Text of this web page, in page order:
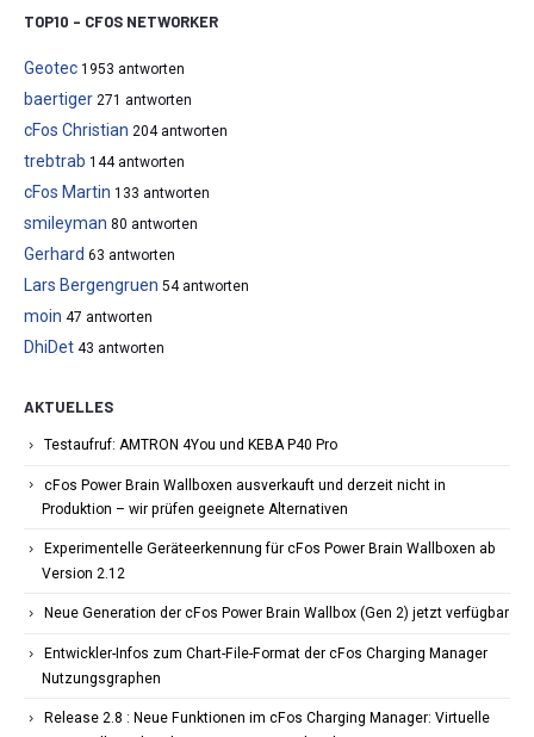
TOP10 – CFOS NETWORKER
Geotec 1953 antworten
baertiger 271 antworten
cFos Christian 204 antworten
trebtrab 144 antworten
cFos Martin 133 antworten
smileyman 80 antworten
Gerhard 63 antworten
Lars Bergengruen 54 antworten
moin 47 antworten
DhiDet 43 antworten
AKTUELLES
Testaufruf: AMTRON 4You und KEBA P40 Pro
cFos Power Brain Wallboxen ausverkauft und derzeit nicht in
Produktion – wir prüfen geeignete Alternativen
Experimentelle Geräteerkennung für cFos Power Brain Wallboxen ab
Version 2.12
Neue Generation der cFos Power Brain Wallbox (Gen 2) jetzt verfügbar
Entwickler-Infos zum Chart-File-Format der cFos Charging Manager
Nutzungsgraphen
Release 2.8 : Neue Funktionen im cFos Charging Manager: Virtuelle